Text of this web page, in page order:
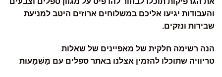
והעבודות יגיעו אליכם במשלוחים ארוזים היטב למניעת
שבירות ונזקים.
הנה רשימה חלקית של מאפיינים של שאלות
טריוויה שתוכלו להזמין אצלנו באתר ספלים עם מַשְׁמָעוּת